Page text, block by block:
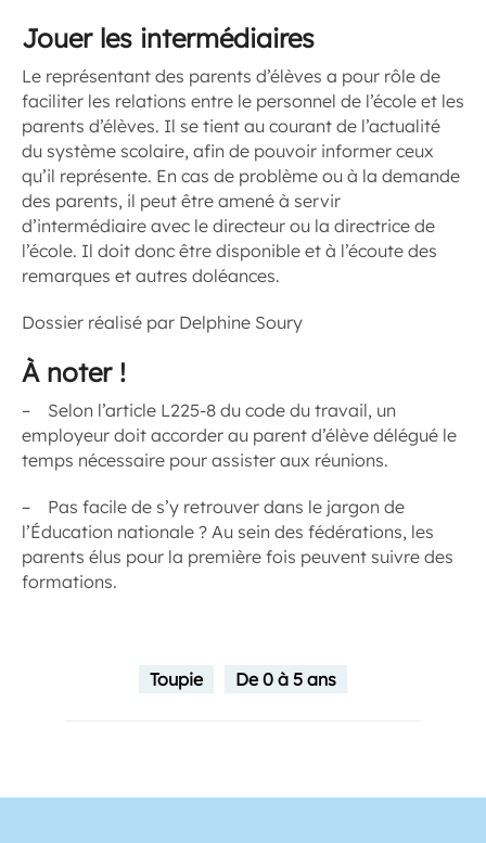
Jouer les intermédiaires
Le représentant des parents d’élèves a pour rôle de
faciliter les relations entre le personnel de l’école et les
parents d’élèves. Il se tient au courant de l’actualité
du système scolaire, afin de pouvoir informer ceux
qu’il représente. En cas de problème ou à la demande
des parents, il peut être amené à servir
d’intermédiaire avec le directeur ou la directrice de
l’école. Il doit donc être disponible et à l’écoute des
remarques et autres doléances.
Dossier réalisé par Delphine Soury
À noter !
– Selon l’article L225-8 du code du travail, un
employeur doit accorder au parent d’élève délégué le
temps nécessaire pour assister aux réunions.
– Pas facile de s’y retrouver dans le jargon de
l’Éducation nationale ? Au sein des fédérations, les
parents élus pour la première fois peuvent suivre des
formations.
Toupie De 0 à 5 ans